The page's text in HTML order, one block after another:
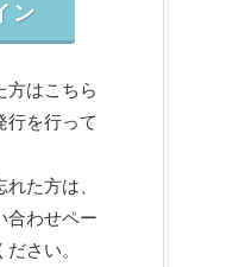
ン
方はこちら
行を行って
た方は、
合わせペー
さい。